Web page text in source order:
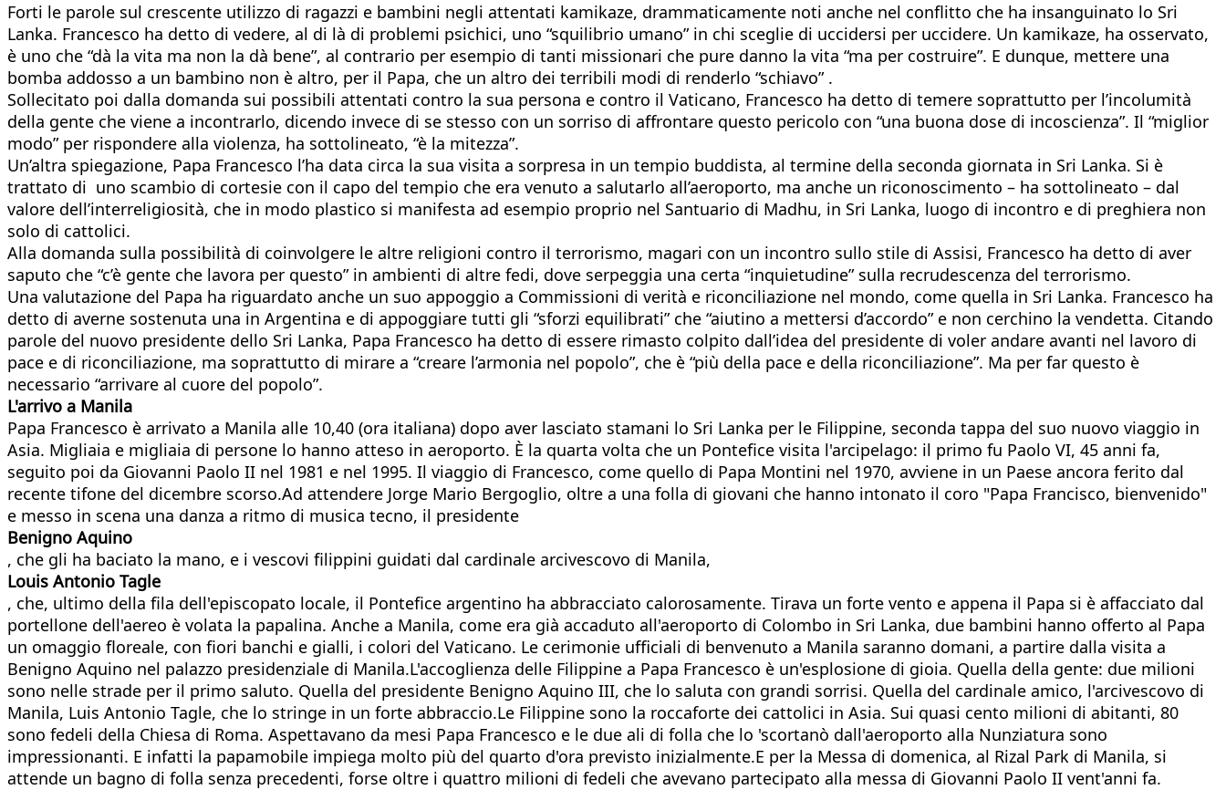
Forti le parole sul crescente utilizzo di ragazzi e bambini negli attentati kamikaze, drammaticamente noti anche nel conflitto che ha insanguinato lo Sri
Lanka. Francesco ha detto di vedere, al di là di problemi psichici, uno “squilibrio umano” in chi sceglie di uccidersi per uccidere. Un kamikaze, ha osservato,
è uno che “dà la vita ma non la dà bene”, al contrario per esempio di tanti missionari che pure danno la vita “ma per costruire”. E dunque, mettere una
bomba addosso a un bambino non è altro, per il Papa, che un altro dei terribili modi di renderlo “schiavo” .
Sollecitato poi dalla domanda sui possibili attentati contro la sua persona e contro il Vaticano, Francesco ha detto di temere soprattutto per l’incolumità
della gente che viene a incontrarlo, dicendo invece di se stesso con un sorriso di affrontare questo pericolo con “una buona dose di incoscienza”. Il “miglior
modo” per rispondere alla violenza, ha sottolineato, “è la mitezza”.
Un’altra spiegazione, Papa Francesco l’ha data circa la sua visita a sorpresa in un tempio buddista, al termine della seconda giornata in Sri Lanka. Si è
trattato di uno scambio di cortesie con il capo del tempio che era venuto a salutarlo all’aeroporto, ma anche un riconoscimento – ha sottolineato – dal
valore dell’interreligiosità, che in modo plastico si manifesta ad esempio proprio nel Santuario di Madhu, in Sri Lanka, luogo di incontro e di preghiera non
solo di cattolici.
Alla domanda sulla possibilità di coinvolgere le altre religioni contro il terrorismo, magari con un incontro sullo stile di Assisi, Francesco ha detto di aver
saputo che “c’è gente che lavora per questo” in ambienti di altre fedi, dove serpeggia una certa “inquietudine” sulla recrudescenza del terrorismo.
Una valutazione del Papa ha riguardato anche un suo appoggio a Commissioni di verità e riconciliazione nel mondo, come quella in Sri Lanka. Francesco ha
detto di averne sostenuta una in Argentina e di appoggiare tutti gli “sforzi equilibrati” che “aiutino a mettersi d’accordo” e non cerchino la vendetta. Citando
parole del nuovo presidente dello Sri Lanka, Papa Francesco ha detto di essere rimasto colpito dall’idea del presidente di voler andare avanti nel lavoro di
pace e di riconciliazione, ma soprattutto di mirare a “creare l’armonia nel popolo”, che è “più della pace e della riconciliazione”. Ma per far questo è
necessario “arrivare al cuore del popolo”.
L'arrivo a Manila
Papa Francesco è arrivato a Manila alle 10,40 (ora italiana) dopo aver lasciato stamani lo Sri Lanka per le Filippine, seconda tappa del suo nuovo viaggio in
Asia. Migliaia e migliaia di persone lo hanno atteso in aeroporto. È la quarta volta che un Pontefice visita l'arcipelago: il primo fu Paolo VI, 45 anni fa,
seguito poi da Giovanni Paolo II nel 1981 e nel 1995. Il viaggio di Francesco, come quello di Papa Montini nel 1970, avviene in un Paese ancora ferito dal
recente tifone del dicembre scorso.Ad attendere Jorge Mario Bergoglio, oltre a una folla di giovani che hanno intonato il coro "Papa Francisco, bienvenido"
e messo in scena una danza a ritmo di musica tecno, il presidente
Benigno Aquino
, che gli ha baciato la mano, e i vescovi filippini guidati dal cardinale arcivescovo di Manila,
Louis Antonio Tagle
, che, ultimo della fila dell'episcopato locale, il Pontefice argentino ha abbracciato calorosamente. Tirava un forte vento e appena il Papa si è affacciato dal
portellone dell'aereo è volata la papalina. Anche a Manila, come era già accaduto all'aeroporto di Colombo in Sri Lanka, due bambini hanno offerto al Papa
un omaggio floreale, con fiori banchi e gialli, i colori del Vaticano. Le cerimonie ufficiali di benvenuto a Manila saranno domani, a partire dalla visita a
Benigno Aquino nel palazzo presidenziale di Manila.L'accoglienza delle Filippine a Papa Francesco è un'esplosione di gioia. Quella della gente: due milioni
sono nelle strade per il primo saluto. Quella del presidente Benigno Aquino III, che lo saluta con grandi sorrisi. Quella del cardinale amico, l'arcivescovo di
Manila, Luis Antonio Tagle, che lo stringe in un forte abbraccio.Le Filippine sono la roccaforte dei cattolici in Asia. Sui quasi cento milioni di abitanti, 80
sono fedeli della Chiesa di Roma. Aspettavano da mesi Papa Francesco e le due ali di folla che lo 'scortanò dall'aeroporto alla Nunziatura sono
impressionanti. E infatti la papamobile impiega molto più del quarto d'ora previsto inizialmente.E per la Messa di domenica, al Rizal Park di Manila, si
attende un bagno di folla senza precedenti, forse oltre i quattro milioni di fedeli che avevano partecipato alla messa di Giovanni Paolo II vent'anni fa.